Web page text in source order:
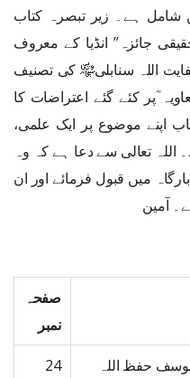
ہے۔ زیر تبصرہ کتاب
جائزہ” انڈیا کے معروف
اللہ سنابلی﷾ کی تصنیف
ؓپر کئے گئے اعتراضات کا
اپنے موضوع پر ایک علمی،
اللہ تعالی سے دعا ہے کہ وہ
میں قبول فرمائے اور ان
آمین
صفحہ
نمبر
حفظ اللہ 24